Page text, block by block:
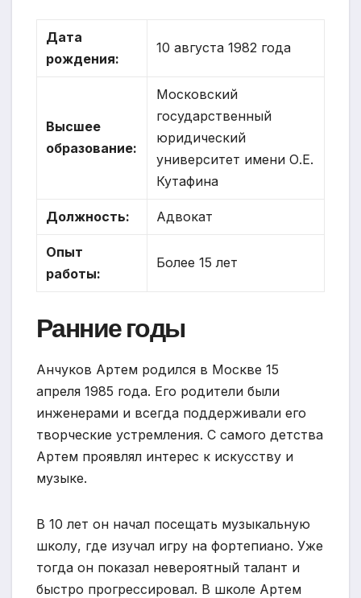
Дата
рождения:
10 августа 1982 года
Высшее
образование:
Московский
государственный
юридический
университет имени О.Е.
Кутафина
Должность: Адвокат
Опыт
работы:
Более 15 лет
Ранние годы
Анчуков Артем родился в Москве 15
апреля 1985 года. Его родители были
инженерами и всегда поддерживали его
творческие устремления. С самого детства
Артем проявлял интерес к искусству и
музыке.
В 10 лет он начал посещать музыкальную
школу, где изучал игру на фортепиано. Уже
тогда он показал невероятный талант и
быстро прогрессировал. В школе Артем